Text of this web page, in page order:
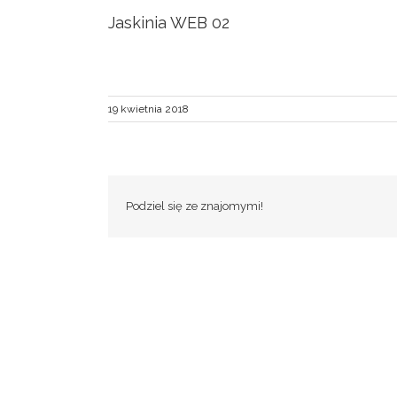
Jaskinia WEB 02
19 kwietnia 2018
Podziel się ze znajomymi!